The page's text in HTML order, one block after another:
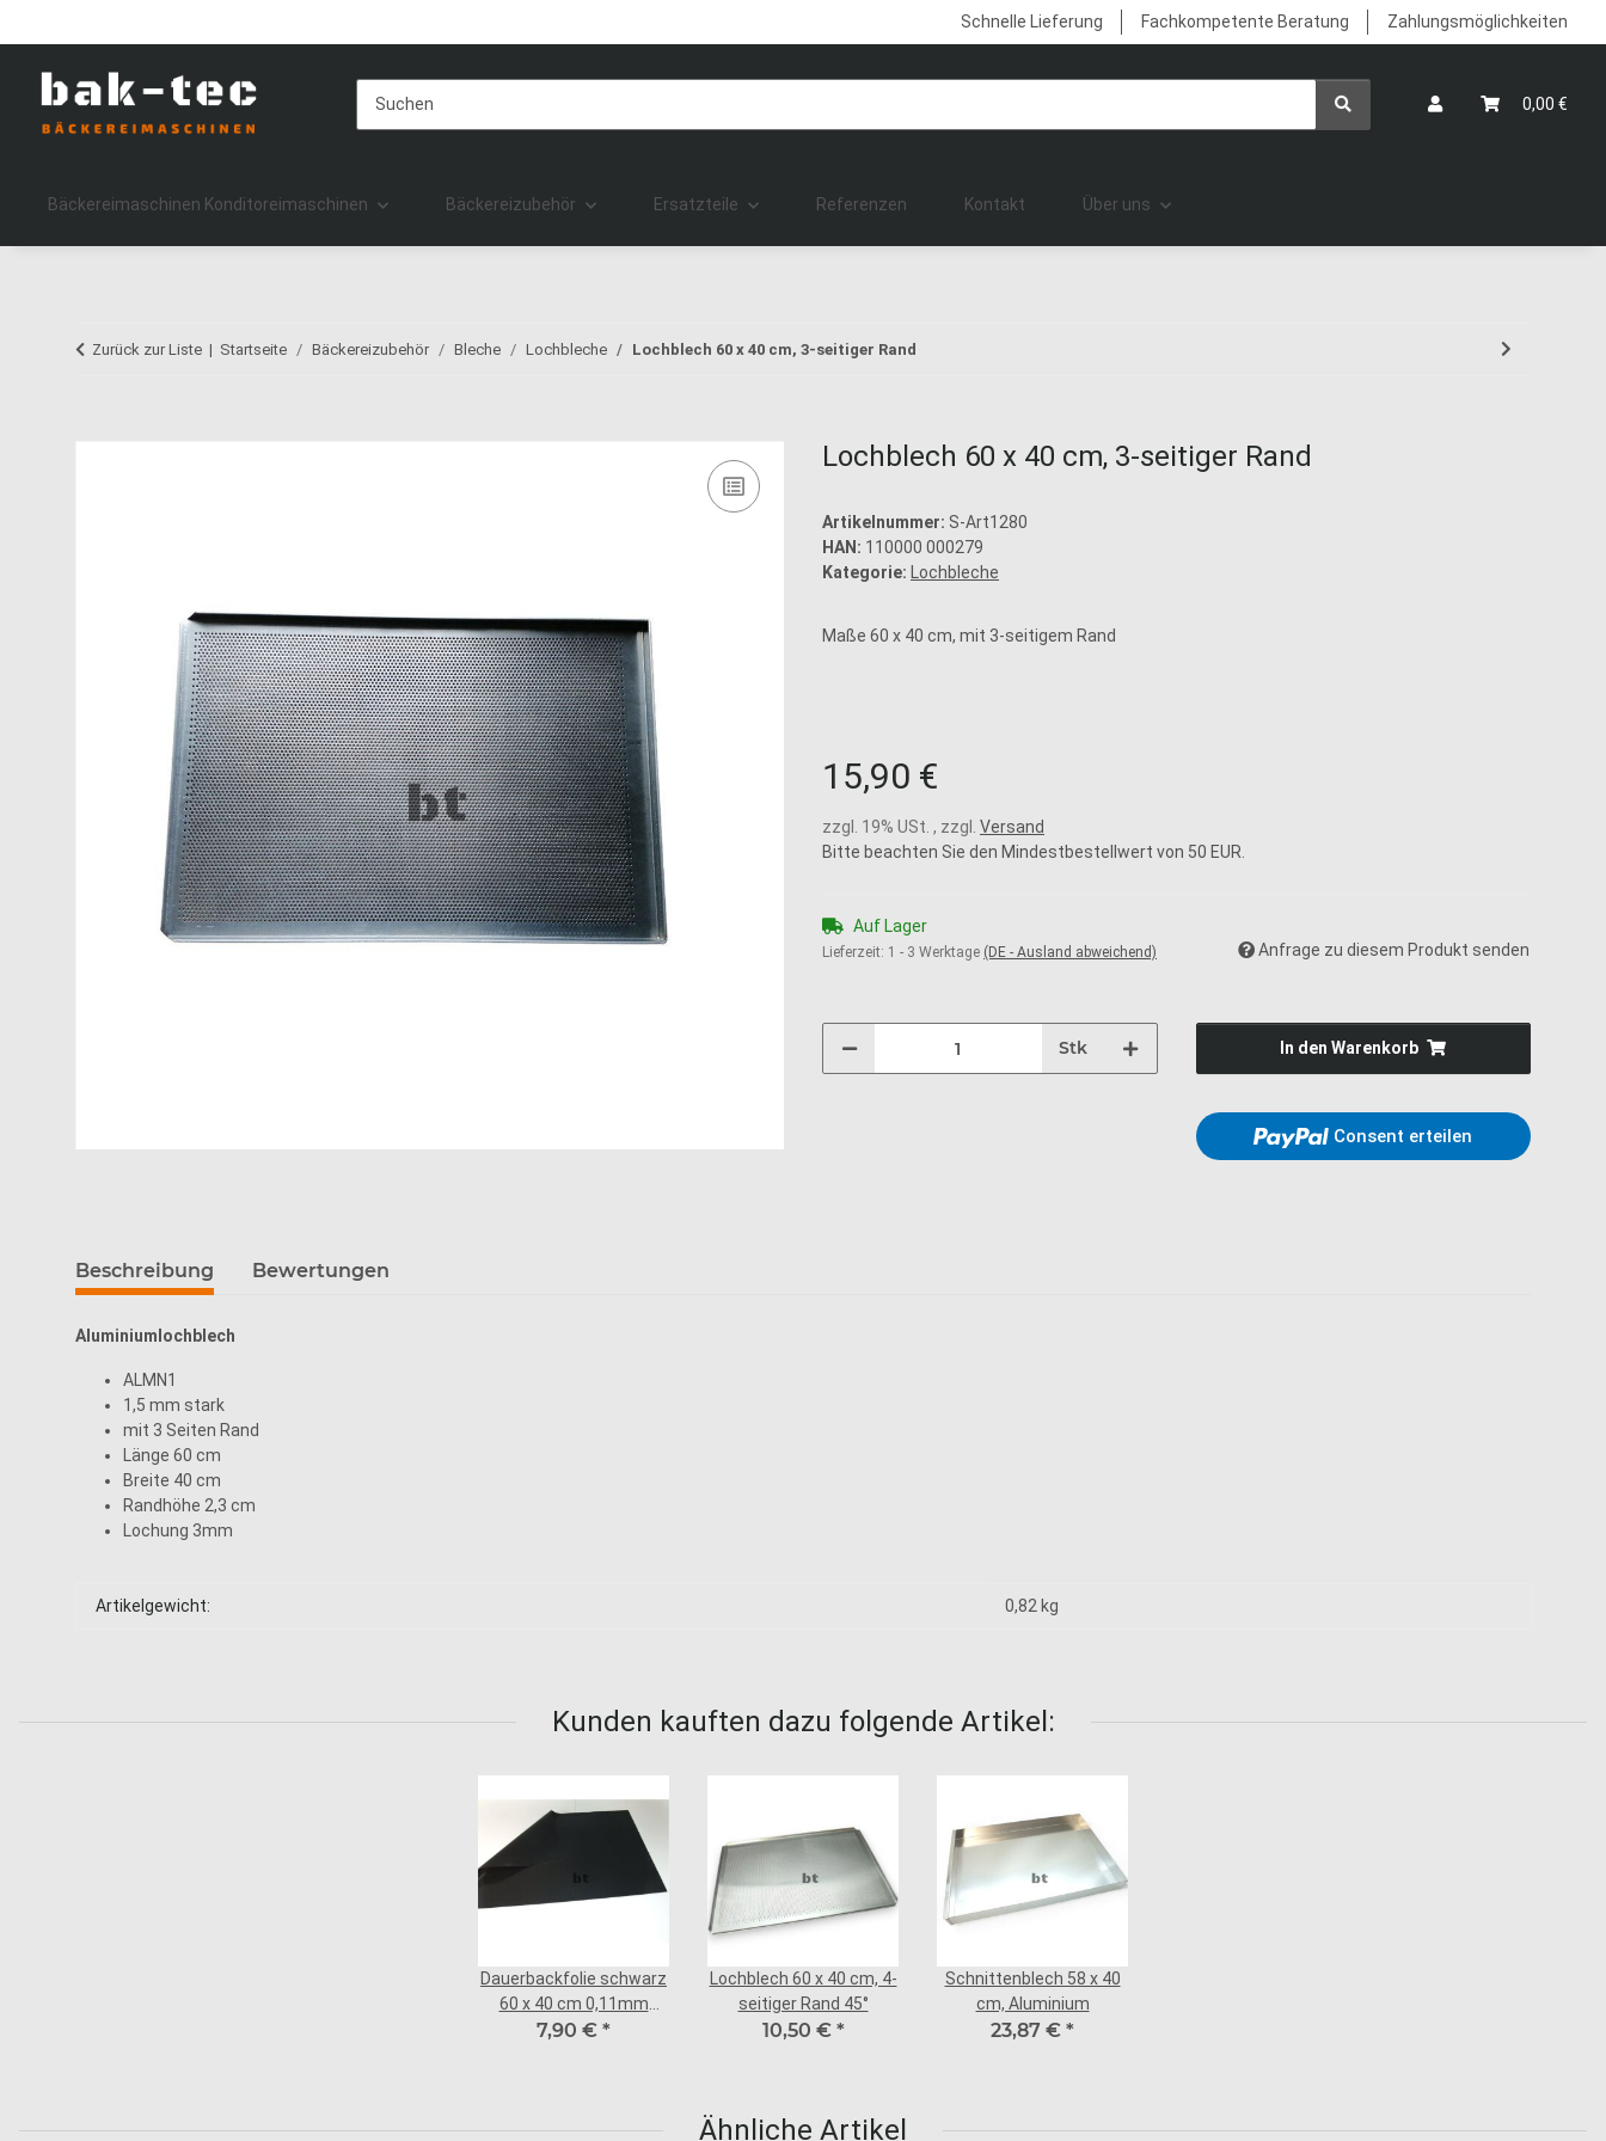
Schnelle Lieferung Fachkompetente Beratung Zahlungsmöglichkeiten
0,00 €
Bäckereimaschinen Konditoreimaschinen Bäckereizubehör Ersatzteile Referenzen Kontakt Über uns
Zurück zur Liste Startseite Bäckereizubehör Bleche Lochbleche Lochblech 60 x 40 cm, 3-seitiger Rand
Lochblech 60 x 40 cm, 3-seitiger Rand
Artikelnummer: S-Art1280
HAN: 110000 000279
Kategorie: Lochbleche
Maße 60 x 40 cm, mit 3-seitigem Rand
15,90 €
zzgl. 19% USt. , zzgl. Versand
Bitte beachten Sie den Mindestbestellwert von 50 EUR.
Auf Lager
Lieferzeit: 1 - 3 Werktage (DE - Ausland abweichend) Anfrage zu diesem Produkt senden
Stk In den Warenkorb
Consent erteilen
Beschreibung Bewertungen
Aluminiumlochblech
ALMN1
1,5 mm stark
mit 3 Seiten Rand
Länge 60 cm
Breite 40 cm
Randhöhe 2,3 cm
Lochung 3mm
Produkteigenschaft
Wert
Artikelgewicht: 0,82 kg
Kunden kauften dazu folgende Artikel:
Dauerbackfolie schwarz
60 x 40 cm 0,11mm
stark
7,90 € *
Lochblech 60 x 40 cm, 4-
seitiger Rand 45°
10,50 € *
Schnittenblech 58 x 40
cm, Aluminium
23,87 € *
Ähnliche Artikel